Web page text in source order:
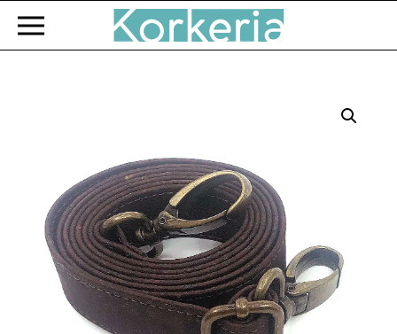
Zum Hauptinhalt springen